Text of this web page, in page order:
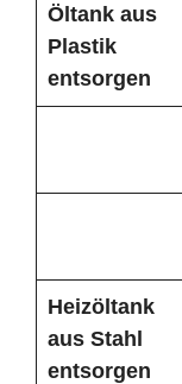
Öltank aus
Plastik
entsorgen
Heizöltank
aus Stahl
entsorgen